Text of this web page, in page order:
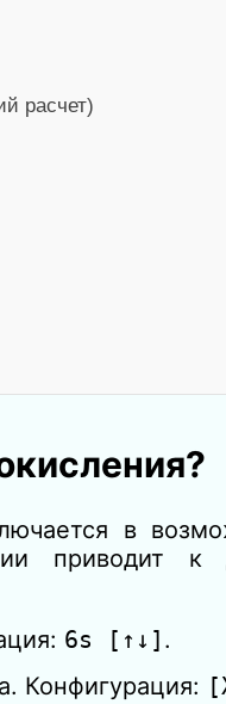
расчет)
в
приводит к
6s [↑↓] .
Конфигурация: